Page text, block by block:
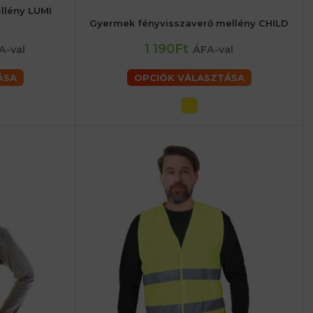
(L) férfiaké
LUMI
val
Gyermek fényvisszaverő mellény CHILD
1 190Ft ÁFA-val
OPCIÓK VÁLASZTÁSA